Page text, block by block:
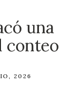
una
conteo
2026